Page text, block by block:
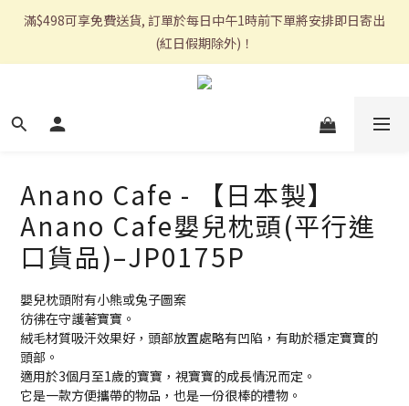
滿$498可享免費送貨, 訂單於每日中午1時前下單將安排即日寄出
(紅日假期除外)！
Anano Cafe - 【日本製】
Anano Cafe嬰兒枕頭(平行進
口貨品)–JP0175P
嬰兒枕頭附有小熊或兔子圖案
彷彿在守護著寶寶。
絨毛材質吸汗效果好，頭部放置處略有凹陷，有助於穩定寶寶的
頭部。
適用於3個月至1歲的寶寶，視寶寶的成長情況而定。
它是一款方便攜帶的物品，也是一份很棒的禮物。